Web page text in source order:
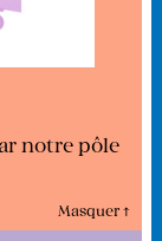
notre pôle
Masquer ↑